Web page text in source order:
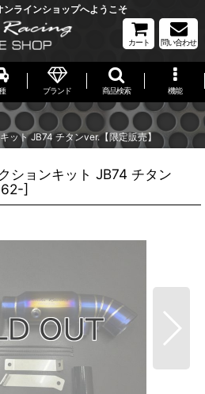
ンラインショップへようこそ
カート 問い合わせ
ブランド 商品検索 機能
ット JB74 チタンver.【限定販売】
ションキット JB74 チタン
]